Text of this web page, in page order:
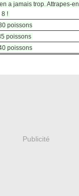
a jamais trop. Attrapes-en
8 !
poissons
poissons
poissons
Publicité